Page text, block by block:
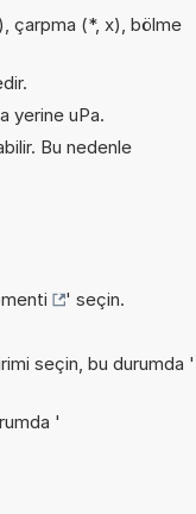
çarpma (*, x), bölme
yerine uPa.
Bu nedenle
' seçin.
seçin, bu durumda '
'